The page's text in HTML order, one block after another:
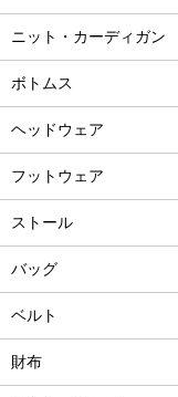
ニット・カーディガン
ボトムス
ヘッドウェア
フットウェア
ストール
バッグ
ベルト
財布